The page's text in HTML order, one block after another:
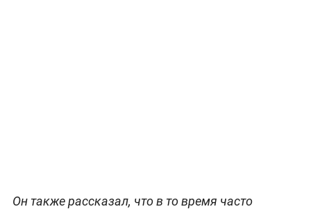
Он также рассказал, что в то время часто